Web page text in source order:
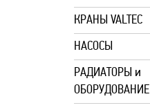
КРАНЫ VALTEC
НАСОСЫ
РАДИАТОРЫ и
ОБОРУДОВАНИЕ